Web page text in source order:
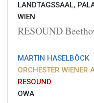
LANDTAGSSAAL,
WIEN
RESOUND
MARTIN HASELBÖCK
ORCHESTER WIENER
RESOUND
OWA